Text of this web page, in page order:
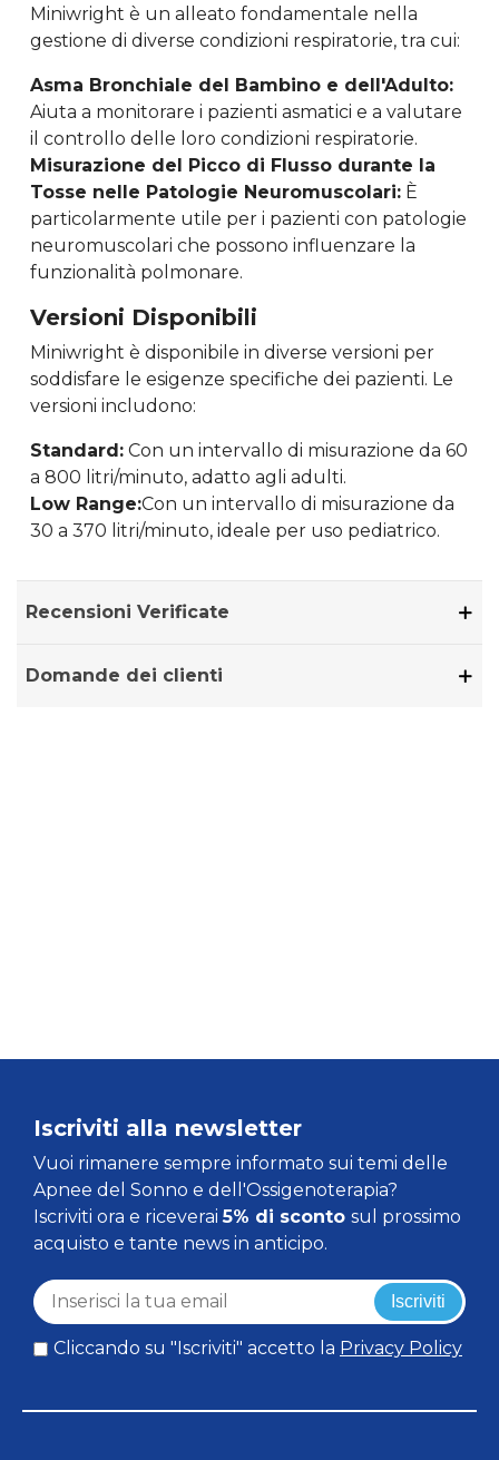
Miniwright è un alleato fondamentale nella
gestione di diverse condizioni respiratorie, tra cui:
Asma Bronchiale del Bambino e dell'Adulto:
Aiuta a monitorare i pazienti asmatici e a valutare
il controllo delle loro condizioni respiratorie.
Misurazione del Picco di Flusso durante la
Tosse nelle Patologie Neuromuscolari: È
particolarmente utile per i pazienti con patologie
neuromuscolari che possono influenzare la
funzionalità polmonare.
Versioni Disponibili
Miniwright è disponibile in diverse versioni per
soddisfare le esigenze specifiche dei pazienti. Le
versioni includono:
Standard: Con un intervallo di misurazione da 60
a 800 litri/minuto, adatto agli adulti.
Low Range:Con un intervallo di misurazione da
30 a 370 litri/minuto, ideale per uso pediatrico.
Recensioni Verificate
Domande dei clienti
Iscriviti alla newsletter
Vuoi rimanere sempre informato sui temi delle
Apnee del Sonno e dell'Ossigenoterapia?
Iscriviti ora e riceverai5% di sconto sul prossimo
acquisto e tante news in anticipo.
Iscriviti
Cliccando su "Iscriviti" accetto la Privacy Policy